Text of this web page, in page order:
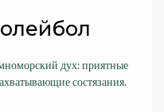
дух: приятные
состязания.